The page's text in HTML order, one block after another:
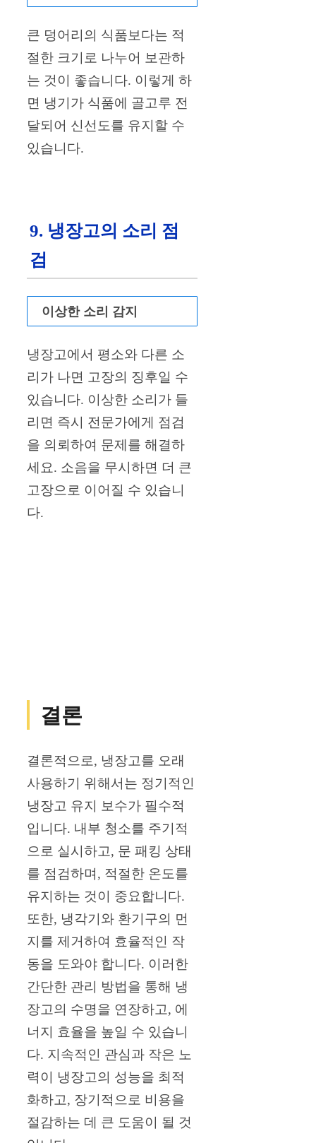
큰 덩어리의 식품보다는 적
절한 크기로 나누어 보관하
는 것이 좋습니다. 이렇게 하
면 냉기가 식품에 골고루 전
달되어 신선도를 유지할 수
있습니다.
9. 냉장고의 소리 점
검
이상한 소리 감지
냉장고에서 평소와 다른 소
리가 나면 고장의 징후일 수
있습니다. 이상한 소리가 들
리면 즉시 전문가에게 점검
을 의뢰하여 문제를 해결하
세요. 소음을 무시하면 더 큰
고장으로 이어질 수 있습니
다.
결론
결론적으로, 냉장고를 오래
사용하기 위해서는 정기적인
냉장고 유지 보수가 필수적
입니다. 내부 청소를 주기적
으로 실시하고, 문 패킹 상태
를 점검하며, 적절한 온도를
유지하는 것이 중요합니다.
또한, 냉각기와 환기구의 먼
지를 제거하여 효율적인 작
동을 도와야 합니다. 이러한
간단한 관리 방법을 통해 냉
장고의 수명을 연장하고, 에
너지 효율을 높일 수 있습니
다. 지속적인 관심과 작은 노
력이 냉장고의 성능을 최적
화하고, 장기적으로 비용을
절감하는 데 큰 도움이 될 것